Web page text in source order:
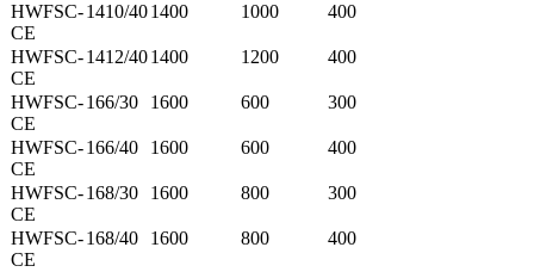
HWFSC-
CE
1410/401400 1000 400
HWFSC-
CE
1412/401400 1200 400
HWFSC-
CE
166/30 1600 600 300
HWFSC-
CE
166/40 1600 600 400
HWFSC-
CE
168/30 1600 800 300
HWFSC-
CE
168/40 1600 800 400